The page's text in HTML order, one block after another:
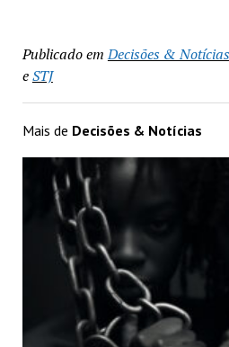
Publicado em Decisões & Notícias
eSTJ
Mais de Decisões & Notícias